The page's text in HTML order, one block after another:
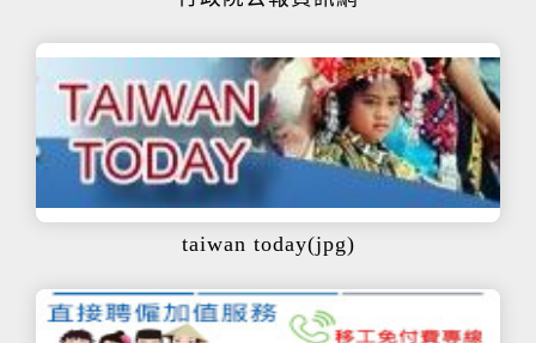
taiwan today(jpg)